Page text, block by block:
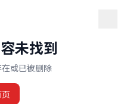
未找到
或已被删除